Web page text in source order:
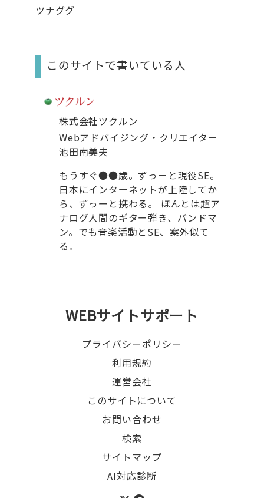
ツナググ
このサイトで書いている人
株式会社ツクルン
Webアドバイジング・クリエイター
池田南美夫
もうすぐ●●歳。ずっーと現役SE。
日本にインターネットが上陸してか
ら、ずっーと携わる。 ほんとは超ア
ナログ人間のギター弾き、バンドマ
ン。でも音楽活動とSE、案外似て
る。
WEBサイトサポート
プライバシーポリシー
利用規約
運営会社
このサイトについて
お問い合わせ
検索
サイトマップ
AI対応診断